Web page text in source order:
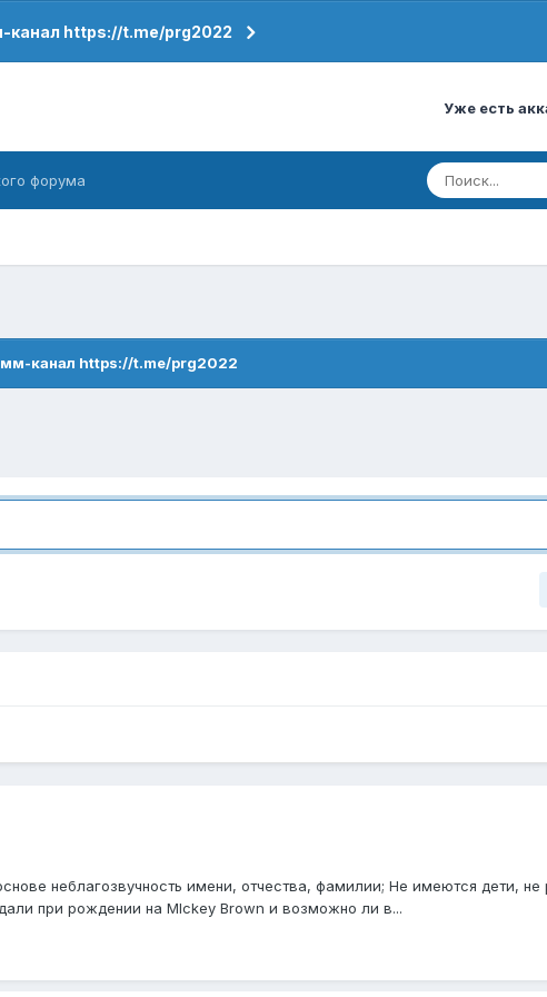
канал https://t.me/prg2022
Уже есть
форума
канал https://t.me/prg2022
неблагозвучность имени, отчества, фамилии; Не имеются дети,
при рождении на MIckey Brown и возможно ли в...